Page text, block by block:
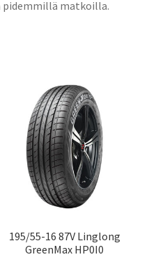
pidemmillä matkoilla.
195/55-16 87V Linglong
GreenMax HP0I0